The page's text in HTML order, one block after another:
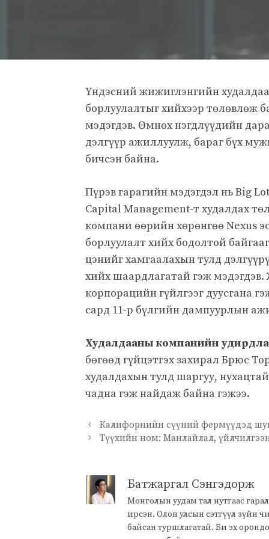
Үндэсний жижиглэнгийн
борлуулалтыг хийхээр төлөвлөж
мэдэгдэв. Өмнөх нэгдлүүдийн
дэлгүүр ажиллуулж, бараг бүх
бичсэн байна.
Пүрэв гарагийн мэдэгдэл нь Big
Capital Management-т худалдах
компани өөрийн хөрөнгөө Nexus
борлуулалт хийх бодолтой
цэнийг хамгаалахын тулд
хийх шаардлагатай гэж
корпорацийн гүйлгээг дуусгана
сард 11-р бүлгийн дампуурлын
Худалдааны компанийн
бөгөөд гүйцэтгэх захирал Брюс
худалдахын тулд шаргуу,
чадна гэж найдаж байна гэжээ.
Калифорнийн сүүний фермүүдэд
Түүхийн ном: Манлайлал,
Батжаргал Сэнгэдорж
Монголын уудам тал нутгаас
ирсэн. Олон улсын сэтгүүл зүйн
байсан туршлагатай. Би эх